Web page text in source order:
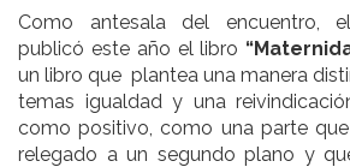
Como antesala del encuentro,
publicó este año el libro
un libro que plantea una manera
temas igualdad y una
como positivo, como una parte
relegado a un segundo plano y